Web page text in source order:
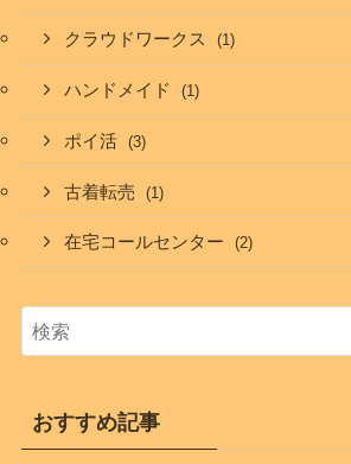
クラウドワークス (1)
ハンドメイド (1)
ポイ活 (3)
古着転売 (1)
在宅コールセンター (2)
おすすめ記事